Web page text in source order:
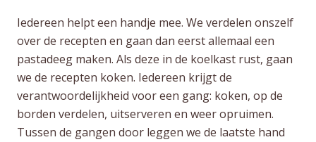
Iedereen helpt een handje mee. We verdelen onszelf
over de recepten en gaan dan eerst allemaal een
pastadeeg maken. Als deze in de koelkast rust, gaan
we de recepten koken. Iedereen krijgt de
verantwoordelijkheid voor een gang: koken, op de
borden verdelen, uitserveren en weer opruimen.
Tussen de gangen door leggen we de laatste hand